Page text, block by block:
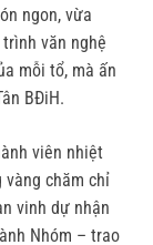
ngon, vừa
văn nghệ
mỗi tổ, mà ấn
BĐiH.
viên nhiệt
vàng chăm chỉ
vinh dự nhận
Nhóm – trao